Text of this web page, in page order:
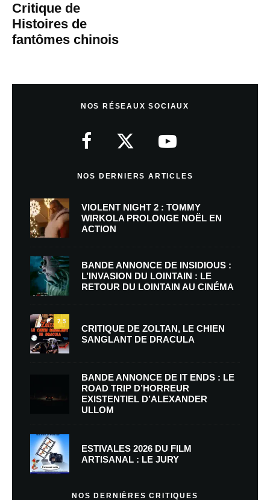
Critique de
Histoires de
fantômes chinois
NOS RÉSEAUX SOCIAUX
NOS DERNIERS ARTICLES
VIOLENT NIGHT 2 : TOMMY
WIRKOLA PROLONGE NOËL EN
ACTION
BANDE ANNONCE DE INSIDIOUS :
L’INVASION DU LOINTAIN : LE
RETOUR DU LOINTAIN AU CINÉMA
7.5
CRITIQUE DE ZOLTAN, LE CHIEN
SANGLANT DE DRACULA
BANDE ANNONCE DE IT ENDS : LE
ROAD TRIP D’HORREUR
EXISTENTIEL D’ALEXANDER
ULLOM
ESTIVALES 2026 DU FILM
ARTISANAL : LE JURY
NOS DERNIÈRES CRITIQUES